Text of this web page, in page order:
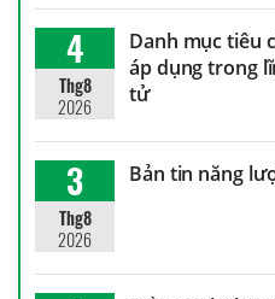
4
Thg8
2026
Danh mục tiêu
áp dụng trong
tử
3
Thg8
2026
Bản tin năng